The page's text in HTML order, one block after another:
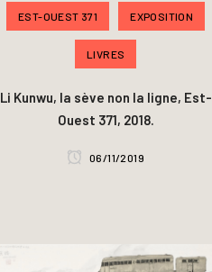
EST-OUEST 371 EXPOSITION
LIVRES
Li Kunwu, la sève non la ligne, Est-
Ouest 371, 2018.
06/11/2019